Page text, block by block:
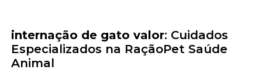
internação de gato valor: Cuidados
Especializados na RaçãoPet Saúde
Animal